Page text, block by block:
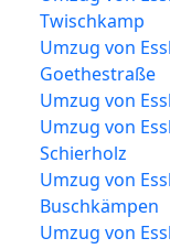
Twischkamp
Umzug von
Goethestraße
Umzug von
Umzug von
Schierholz
Umzug von
Buschkämpen
Umzug von